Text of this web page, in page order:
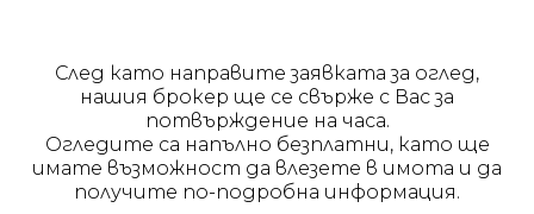
След като направите заявката за оглед,
нашия брокер ще се свърже с Вас за
потвърждение на часа.
Огледите са напълно безплатни, като ще
имате възможност да влезете в имота и да
получите по-подробна информация.